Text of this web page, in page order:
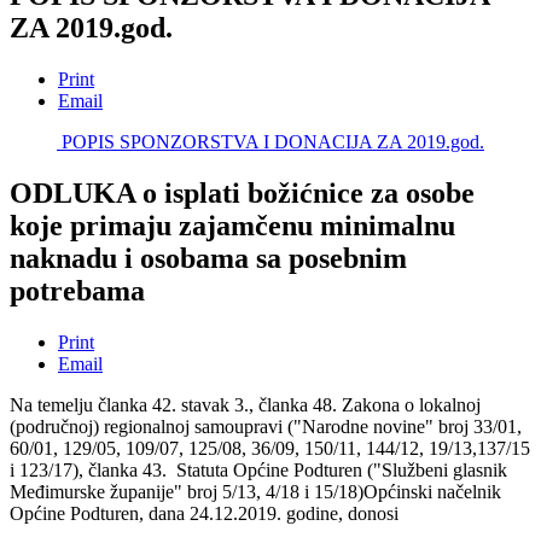
ZA 2019.god.
Print
Email
POPIS SPONZORSTVA I DONACIJA ZA 2019.god.
ODLUKA o isplati božićnice za osobe
koje primaju zajamčenu minimalnu
naknadu i osobama sa posebnim
potrebama
Print
Email
Na temelju članka 42. stavak 3., članka 48. Zakona o lokalnoj
(područnoj) regionalnoj samoupravi ("Narodne novine" broj 33/01,
60/01, 129/05, 109/07, 125/08, 36/09, 150/11, 144/12, 19/13,137/15
i 123/17), članka 43. Statuta Općine Podturen ("Službeni glasnik
Međimurske županije" broj 5/13, 4/18 i 15/18)Općinski načelnik
Općine Podturen, dana 24.12.2019. godine, donosi